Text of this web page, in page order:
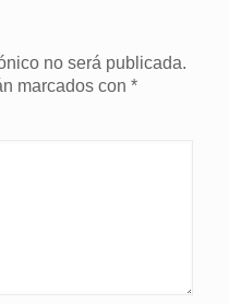
no será publicada.
marcados con *